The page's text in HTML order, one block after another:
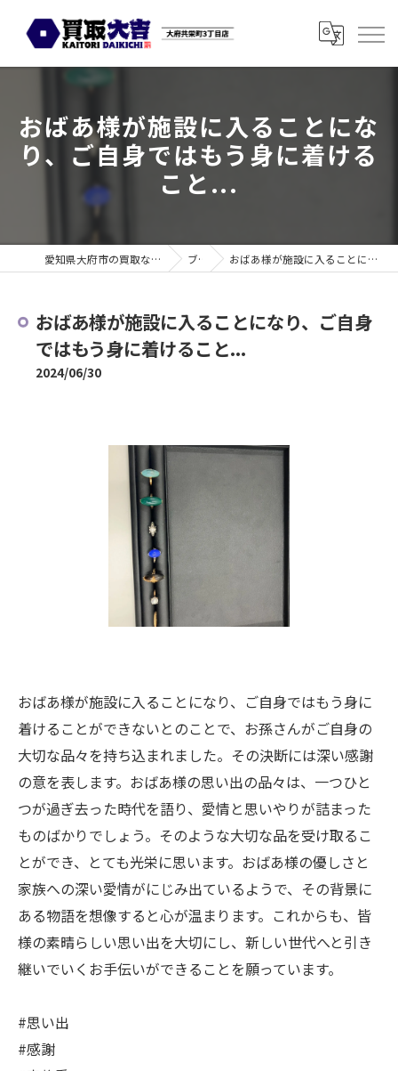
おばあ様が施設に入ることにな
り、ご自身ではもう身に着ける
こと...
愛知県大府市の買取なら買取大吉 大府共栄町3丁目店 ブログ おばあ様が施設に入ることになり、ご自身ではもう身に着けること...
おばあ様が施設に入ることになり、ご自身
ではもう身に着けること...
2024/06/30
おばあ様が施設に入ることになり、ご自身ではもう身に
着けることができないとのことで、お孫さんがご自身の
大切な品々を持ち込まれました。その決断には深い感謝
の意を表します。おばあ様の思い出の品々は、一つひと
つが過ぎ去った時代を語り、愛情と思いやりが詰まった
ものばかりでしょう。そのような大切な品を受け取るこ
とができ、とても光栄に思います。おばあ様の優しさと
家族への深い愛情がにじみ出ているようで、その背景に
ある物語を想像すると心が温まります。これからも、皆
様の素晴らしい思い出を大切にし、新しい世代へと引き
継いでいくお手伝いができることを願っています。
#思い出
#感謝